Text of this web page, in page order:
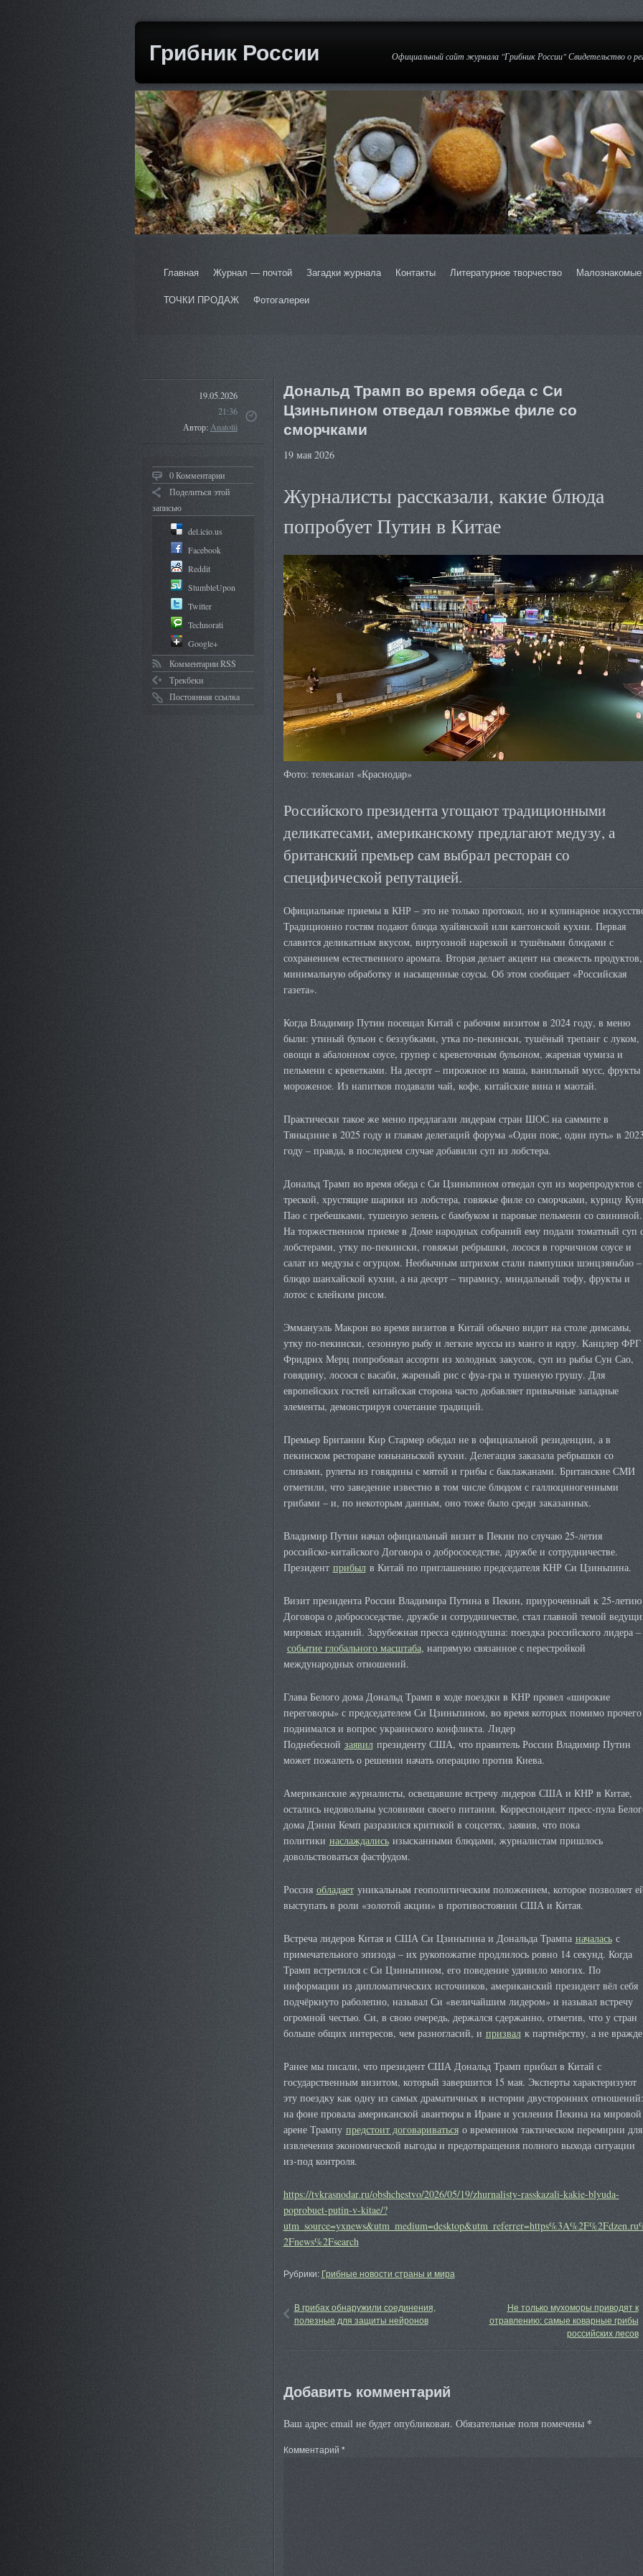
Грибник России Официальный сайт журнала "Грибник России" Свидетельство о
Главная Журнал — почтой Загадки журнала Контакты Литературное творчество
ТОЧКИ ПРОДАЖ
Фотогалереи
19.05.2026
21:36
Автор:Anatolii
0 Комментарии
Поделиться этой
записью
del.icio.us
Facebook
Reddit
StumbleUpon
Twitter
Technorati
Google+
Комментарии RSS
Трекбеки
Постоянная ссылка
Дональд Трамп во время обеда с Си
Цзиньпином отведал говяжье филе со
сморчками
19 мая 2026
Журналисты рассказали, какие блюда
попробует Путин в Китае
Фото: телеканал «Краснодар»
Российского президента угощают традиционными
деликатесами, американскому предлагают медузу, а
британский премьер сам выбрал ресторан со
специфической репутацией.
Официальные приемы в КНР – это не только протокол, но и кулинарное
Традиционно гостям подают блюда хуайянской или кантонской кухни. Первая
славится деликатным вкусом, виртуозной нарезкой и тушёными блюдами с
сохранением естественного аромата. Вторая делает акцент на свежесть продуктов,
минимальную обработку и насыщенные соусы. Об этом сообщает «Российская
газета».
Когда Владимир Путин посещал Китай с рабочим визитом в 2024 году, в меню
были: утиный бульон с беззубками, утка по-пекински, тушёный трепанг с луком,
овощи в абалонном соусе, групер с креветочным бульоном, жареная чумиза и
пельмени с креветками. На десерт – пирожное из маша, ванильный мусс, фрукты
мороженое. Из напитков подавали чай, кофе, китайские вина и маотай.
Практически такое же меню предлагали лидерам стран ШОС на саммите в
Тяньцзине в 2025 году и главам делегаций форума «Один пояс, один путь» в
году – правда, в последнем случае добавили суп из лобстера.
Дональд Трамп во время обеда с Си Цзиньпином отведал суп из морепродуктов с
треской, хрустящие шарики из лобстера, говяжье филе со сморчками, курицу
Пао с гребешками, тушеную зелень с бамбуком и паровые пельмени со свининой.
На торжественном приеме в Доме народных собраний ему подали томатный суп
лобстерами, утку по-пекински, говяжьи ребрышки, лосося в горчичном соусе и
салат из медузы с огурцом. Необычным штрихом стали пампушки шэнцзяньбао –
блюдо шанхайской кухни, а на десерт – тирамису, миндальный тофу, фрукты и
лотос с клейким рисом.
Эммануэль Макрон во время визитов в Китай обычно видит на столе димсамы,
утку по-пекински, сезонную рыбу и легкие муссы из манго и юдзу. Канцлер ФРГ
Фридрих Мерц попробовал ассорти из холодных закусок, суп из рыбы Сун Сао,
говядину, лосося с васаби, жареный рис с фуа-гра и тушеную грушу. Для
европейских гостей китайская сторона часто добавляет привычные западные
элементы, демонстрируя сочетание традиций.
Премьер Британии Кир Стармер обедал не в официальной резиденции, а в
пекинском ресторане юньнаньской кухни. Делегация заказала ребрышки со
сливами, рулеты из говядины с мятой и грибы с баклажанами. Британские СМИ
отметили, что заведение известно в том числе блюдом с галлюциногенными
грибами – и, по некоторым данным, оно тоже было среди заказанных.
Владимир Путин начал официальный визит в Пекин по случаю 25-летия
российско-китайского Договора о добрососедстве, дружбе и сотрудничестве.
Президент прибылв Китай по приглашению председателя КНР Си Цзиньпина.
Визит президента России Владимира Путина в Пекин, приуроченный к 25-летию
Договора о добрососедстве, дружбе и сотрудничестве, стал главной темой
мировых изданий. Зарубежная пресса единодушна: поездка российского лидера –
событие глобального масштаба, напрямую связанное с перестройкой
международных отношений.
Глава Белого дома Дональд Трамп в ходе поездки в КНР провел «широкие
переговоры» с председателем Си Цзиньпином, во время которых помимо прочего
поднимался и вопрос украинского конфликта. Лидер
Поднебесной заявилпрезиденту США, что правитель России Владимир Путин
может пожалеть о решении начать операцию против Киева.
Американские журналисты, освещавшие встречу лидеров США и КНР в Китае,
остались недовольны условиями своего питания. Корреспондент пресс-пула
дома Дэнни Кемп разразился критикой в соцсетях, заявив, что пока
политики наслаждалисьизысканными блюдами, журналистам пришлось
довольствоваться фастфудом.
Россия обладаетуникальным геополитическим положением, которое позволяет
выступать в роли «золотой акции» в противостоянии США и Китая.
Встреча лидеров Китая и США Си Цзиньпина и Дональда Трампа началасьс
примечательного эпизода – их рукопожатие продлилось ровно 14 секунд. Когда
Трамп встретился с Си Цзиньпином, его поведение удивило многих. По
информации из дипломатических источников, американский президент вёл себя
подчёркнуто раболепно, называл Си «величайшим лидером» и называл встречу
огромной честью. Си, в свою очередь, держался сдержанно, отметив, что у стран
больше общих интересов, чем разногласий, и призвалк партнёрству, а не
Ранее мы писали, что президент США Дональд Трамп прибыл в Китай с
государственным визитом, который завершится 15 мая. Эксперты характеризуют
эту поездку как одну из самых драматичных в истории двусторонних отношений:
на фоне провала американской авантюры в Иране и усиления Пекина на мировой
арене Трампу предстоит договариватьсяо временном тактическом перемирии для
извлечения экономической выгоды и предотвращения полного выхода ситуации
из-под контроля.
https://tvkrasnodar.ru/obshchestvo/2026/05/19/zhurnalisty-rasskazali-kakie-blyuda-
poprobuet-putin-v-kitae/?
2Fnews%2Fsearch
Рубрики: Грибные новости страны и мира
В грибах обнаружили соединения,
полезные для защиты нейронов
Не только мухоморы приводят к
отравлению: самые коварные грибы
российских лесов
Добавить комментарий
Ваш адрес email не будет опубликован. Обязательные поля помечены *
Комментарий *